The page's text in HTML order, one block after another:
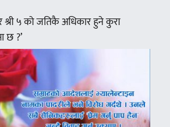
र श्री ५ को जतिकै अधिकार हुने कुरा
छ ?’